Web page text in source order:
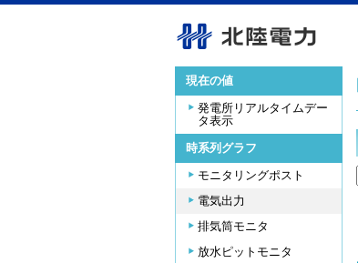
現在の値
発電所リアルタイムデー
タ表示
時系列グラフ
モニタリングポスト
電気出力
排気筒モニタ
放水ピットモニタ